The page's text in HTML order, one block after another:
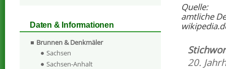
Quelle:
amtliche
20.
Daten & Informationen
Brunnen & Denkmäler
Sachsen
Sachsen-Anhalt